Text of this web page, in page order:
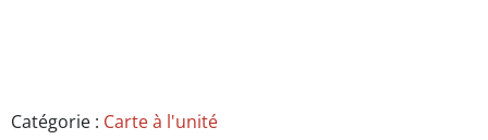
-Catégorie : Carte à l'unité